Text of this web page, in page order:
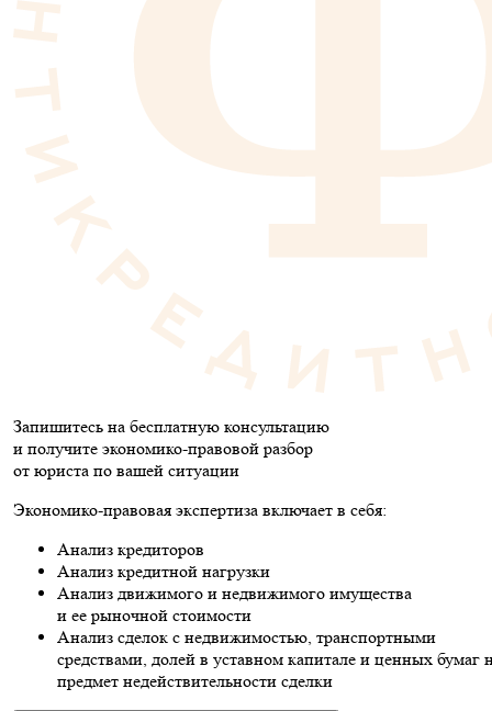
Запишитесь на бесплатную консультацию
и получите экономико-правовой разбор
от юриста по вашей ситуации
Экономико-правовая экспертиза включает в себя:
Анализ кредиторов
Анализ кредитной нагрузки
Анализ движимого и недвижимого имущества
и ее рыночной стоимости
Анализ сделок с недвижимостью, транспортными
средствами, долей в уставном капитале и ценных бумаг
предмет недействительности сделки